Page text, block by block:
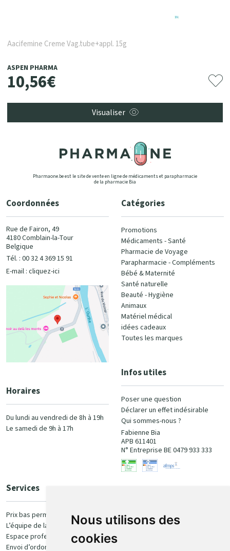
Nous utilisons des
cookies
Aacifemine Creme Vag.tube+appl. 15g
ASPEN PHARMA
10,56€
Visualiser
Pharmaone.be est le site de vente en ligne de médicaments et parapharmacie
de la pharmacie Bia
Coordonnées
Rue de Fairon, 49
4180 Comblain-la-Tour
Belgique
Tél. : 00 32 4 369 15 91
E-mail : cliquez-ici
Horaires
Du lundi au vendredi de 8h à 19h
Le samedi de 9h à 17h
Catégories
Promotions
Médicaments - Santé
Pharmacie de Voyage
Parapharmacie - Compléments
Bébé & Maternité
Santé naturelle
Beauté - Hygiène
Animaux
Matériel médical
idées cadeaux
Toutes les marques
Infos utiles
Poser une question
Déclarer un effet indésirable
Qui sommes-nous ?
Fabienne Bia
APB 611401
N° Entreprise BE 0479 933 333
Services
Prix bas permanent
L’équipe de la pharmacie
Espace professionnel
Envoi d’ordonnance
100% sécurisé